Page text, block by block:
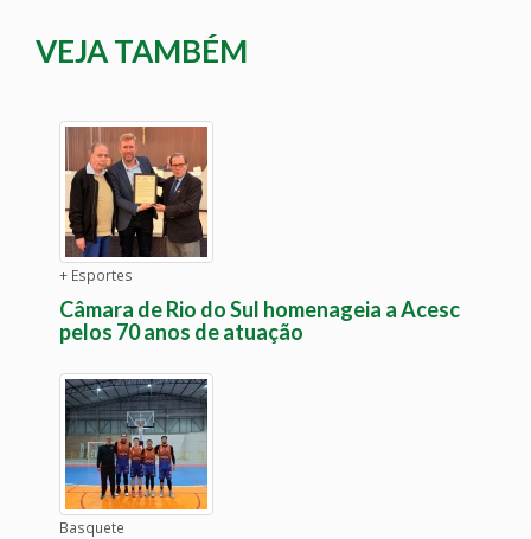
VEJA TAMBÉM
+ Esportes
Câmara de Rio do Sul homenageia a Acesc
pelos 70 anos de atuação
Basquete